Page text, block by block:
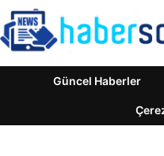
Güncel Haberler